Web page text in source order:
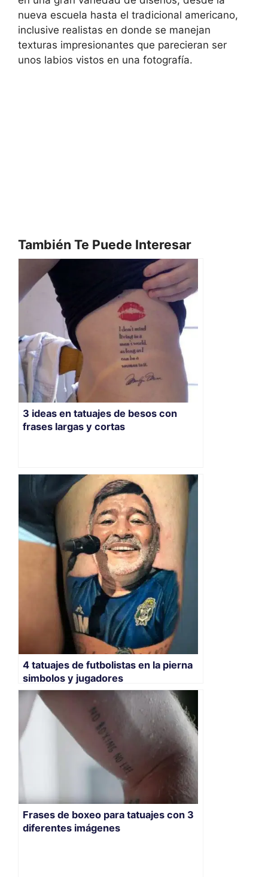
nueva escuela hasta el tradicional americano,
inclusive realistas en donde se manejan
texturas impresionantes que parecieran ser
unos labios vistos en una fotografía.
También Te Puede Interesar
3 ideas en tatuajes de besos con
frases largas y cortas
4 tatuajes de futbolistas en la pierna
simbolos y jugadores
Frases de boxeo para tatuajes con 3
diferentes imágenes